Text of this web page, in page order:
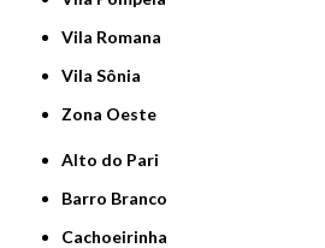
Vila Romana
Vila Sônia
Zona Oeste
Alto do Pari
Barro Branco
Cachoeirinha